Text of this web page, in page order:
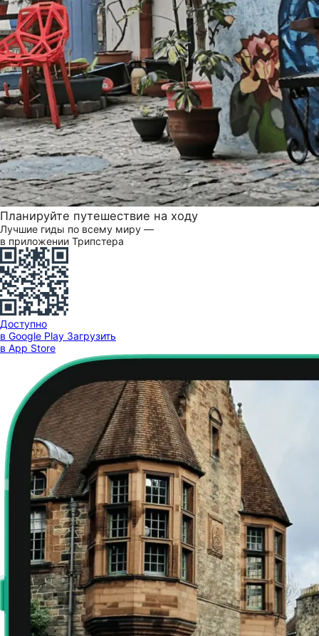
Планируйте путешествие на ходу
Лучшие гиды по всему миру —
в приложении Трипстера
Доступно
в Google Play Загрузить
в App Store